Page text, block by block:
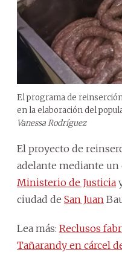
El programa de
en la elaboración del
Vanessa Rodríguez
El proyecto de
adelante mediante
Ministerio de Justicia
ciudad de San Juan
Lea más: Reclusos
Tañarandy en cárcel